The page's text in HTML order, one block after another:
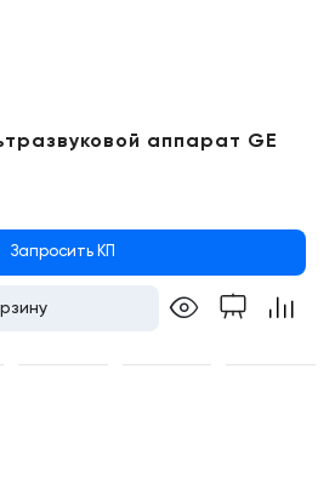
аппарат GE
Запросить КП